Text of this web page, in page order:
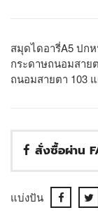
สมุดไดอารี่A5 ปก
กระดาษถนอมสาย
ถนอมสายตา 103
สั่งซื้อผ่าน
แบ่งปัน